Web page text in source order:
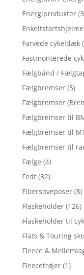
Energiprodukter
Enkeltstartshjelme
Farvede cykeldæk
Fastmonterede
Fælgbånd /
Fælgbremser (5)
Fælgbremser
Fælgbremser til
Fælgbremser til
Fælgbremser til
Fælge (4)
Fedt (32)
Fibersoveposer (8)
Flaskeholder (126)
Flaskeholder til
Flats & Touring sko
Fleece &
Fleecetrøjer (1)